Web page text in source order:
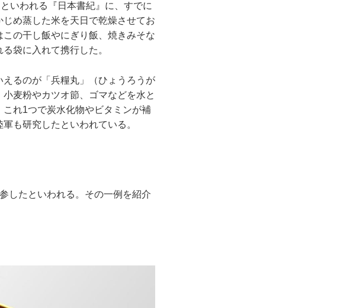
いわれる『日本書紀』に、すでに
め蒸した米を天日で乾燥させてお
の干し飯やにぎり飯、焼きみそな
袋に入れて携行した。
るのが「兵糧丸」（ひょうろうが
麦粉やカツオ節、ゴマなどを水と
れ1つで炭水化物やビタミンが補
軍も研究したといわれている。
したといわれる。その一例を紹介